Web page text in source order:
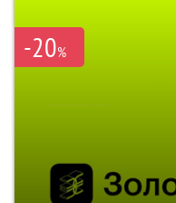
-20%